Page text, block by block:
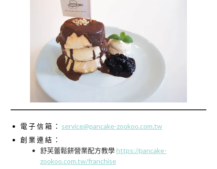
電 子 信 箱 ： service@pancake-zookoo.com.tw
創 業 連 結 ：
舒芙蕾鬆餅營業配方教學https://pancake-
zookoo.com.tw/franchise